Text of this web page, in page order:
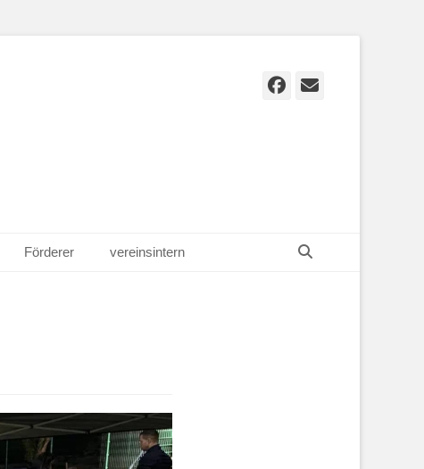
Facebook
E-
Förderer vereinsintern